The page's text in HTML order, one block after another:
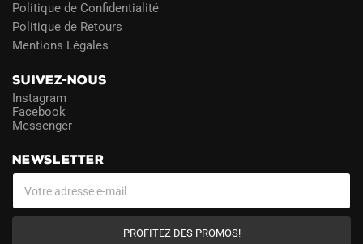
Politique de Confidentialité
Politique de Retours
Mentions Légales
SUIVEZ-NOUS
Instagram
Facebook
Messenger
NEWSLETTER
PROFITEZ DES PROMOS!